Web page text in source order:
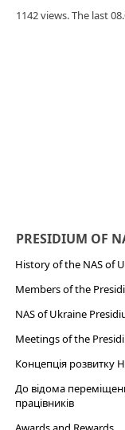
1142 views. The last
PRESIDIUM OF
History of the NAS of
Members of the
NAS of Ukraine
Meetings of the
Концепція розвитку
До відома
працівників